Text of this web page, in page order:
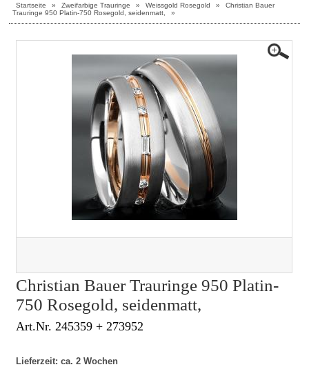
Startseite » Zweifarbige Trauringe » Weissgold Rosegold »
Christian Bauer
Trauringe 950 Platin-750 Rosegold, seidenmatt,
»
Christian Bauer Trauringe 950 Platin-
750 Rosegold, seidenmatt,
Art.Nr. 245359 + 273952
Lieferzeit: ca. 2 Wochen